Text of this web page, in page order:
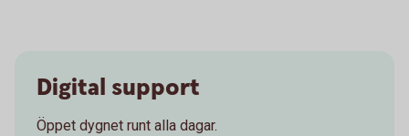
Digital support
Öppet dygnet runt alla dagar.